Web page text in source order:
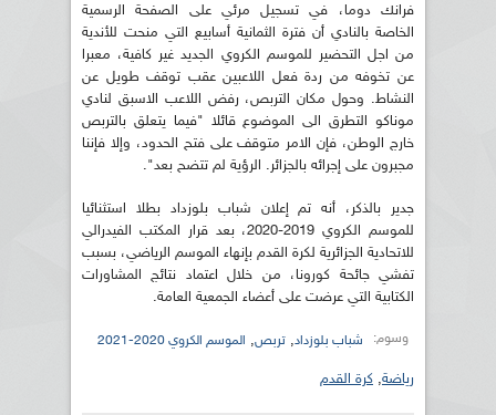
فرانك دوما، في تسجيل مرئي على الصفحة الرسمية
الخاصة بالنادي أن فترة الثمانية أسابيع التي منحت للأندية
من اجل التحضير للموسم الكروي الجديد غير كافية، معبرا
عن تخوفه من ردة فعل اللاعبين عقب توقف طويل عن
النشاط. وحول مكان التربص، رفض اللاعب الاسبق لنادي
موناكو التطرق الى الموضوع قائلا "فيما يتعلق بالتربص
خارج الوطن، فإن الامر متوقف على فتح الحدود، وإلا فإننا
مجبرون على إجرائه بالجزائر. الرؤية لم تتضح بعد".
جدير بالذكر، أنه تم إعلان شباب بلوزداد بطلا استثنائيا
للموسم الكروي 2019-2020، بعد قرار المكتب الفيدرالي
للاتحادية الجزائرية لكرة القدم بإنهاء الموسم الرياضي، بسبب
تفشي جائحة كورونا، من خلال اعتماد نتائج المشاورات
الكتابية التي عرضت على أعضاء الجمعية العامة.
وسوم: شباب بلوزداد, تربص, الموسم الكروي 2020-2021
رياضة, كرة القدم